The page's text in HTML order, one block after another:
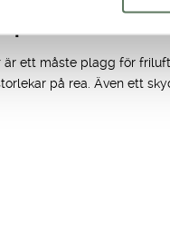
är ett måste plagg för
på rea. Även ett